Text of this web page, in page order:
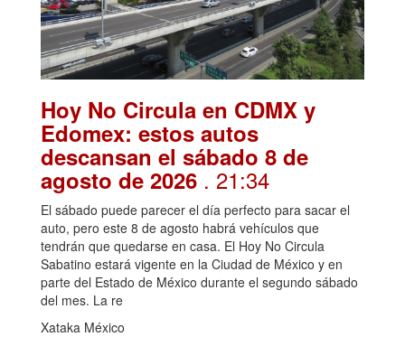
Hoy No Circula en CDMX y
Edomex: estos autos
descansan el sábado 8 de
agosto de 2026 . 21:34
El sábado puede parecer el día perfecto para sacar el
auto, pero este 8 de agosto habrá vehículos que
tendrán que quedarse en casa. El Hoy No Circula
Sabatino estará vigente en la Ciudad de México y en
parte del Estado de México durante el segundo sábado
del mes. La re
Xataka México